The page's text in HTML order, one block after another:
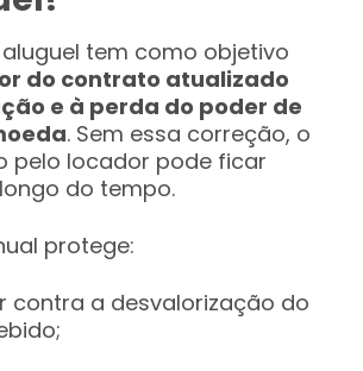
tem como objetivo
do contrato atualizado
e à perda do poder de
. Sem essa correção, o
pelo locador pode ficar
do tempo.
protege:
contra a desvalorização do